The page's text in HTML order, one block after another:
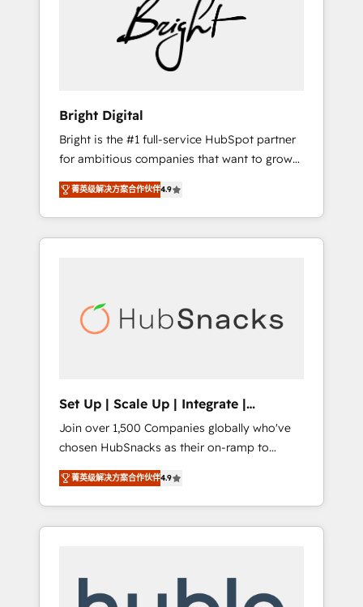
Impact Award 🏆2022 Technical Expertise
Impact Award 🏆2022 Platform Migration
Excellence Impact Award 🏆2020 Elite
Solutions Partner 🏆2019 Integrations
Website Design HubSpot Impact Award 🏆
2017 Website Design HubSpot Impact Award
🏆2016 Growth-Driven Design Agency of the
Year 🏆2016 Sales Enablement HubSpot
Impact Award 🏆2015 Growth-Driven Design
Agency of the Year 🏆2015 Became the 5th
Agency to reach Diamond 🏆2014 HubSpot
Became a HubSpot Partner 📆Founded in
Bright Digital
Bright is the #1 full-service HubSpot partner
for ambitious companies that want to grow
smarter. From HubSpot onboarding, to
training, from developing a new website to
lead generation and digital marketing; we do
it all (and with great results)! In short, our
modules, integrations - Marketing & sales
solutions: digital marketing, advertising,
people, exciting ideas and can-do mentality,
we ensure revenue growth on a daily basis.
So tell us your challenge; our passionate and
growth driven team of 100+ experts is ready
for you! Driving digital growth |
www.brightdigital.com
菁英级解决方案合作伙伴4.9
Set Up | Scale Up | Integrate |
HubSnacks FlexPlan
Join over 1,500 Companies globally who've
chosen HubSnacks as their on-ramp to
HubSpot since 2014 Simple pay-as-you-go
plans that accelerate value... 1️⃣ Set Up |
Onboarding New or Check-fixing existing
HubSpot portals 2️⃣ Scale Up | 100% HubSpot
API Integration project... ⬅️ Click "Contact
菁英级解决方案合作伙伴4.9